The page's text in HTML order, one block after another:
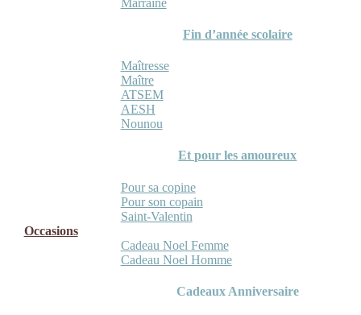
Fin d’année scolaire
Maîtresse
Maître
ATSEM
AESH
Nounou
Et pour les amoureux
Pour sa copine
Pour son copain
Saint-Valentin
Occasions
Cadeau Noel Femme
Cadeau Noel Homme
Cadeaux Anniversaire